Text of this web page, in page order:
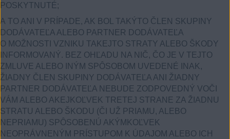
POSKYTNUTÉ;
A TO ANI V PRÍPADE, AK BOL TAKÝTO ČLEN SKUPINY
DODÁVATEĽA ALEBO PARTNER DODÁVATEĽA
O MOŽNOSTI VZNIKU TAKEJTO STRATY ALEBO ŠKODY
INFORMOVANÝ. BEZ OHĽADU NA NIČ, ČO JE V TEJTO
ZMLUVE ALEBO INÝM SPÔSOBOM UVEDENÉ INAK,
ŽIADNY ČLEN SKUPINY DODÁVATEĽA ANI ŽIADNY
PARTNER DODÁVATEĽA NEBUDE ZODPOVEDNÝ VOČI
VÁM ALEBO AKEJKOĽVEK TRETEJ STRANE ZA ŽIADNU
STRATU ALEBO ŠKODU (ČI UŽ PRIAMU, ALEBO
NEPRIAMU) SPÔSOBENÚ AKÝMKOĽVEK
NEOPRÁVNENÝM PRÍSTUPOM K ÚDAJOM ALEBO ICH